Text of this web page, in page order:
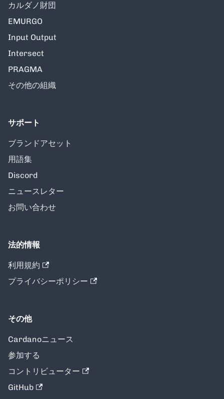
カルダノ財団
EMURGO
Input Output
Intersect
PRAGMA
その他の組織
サポート
ブランドアセット
用語集
Discord
ニュースレター
お問い合わせ
法的情報
利用規約
プライバシーポリシー
その他
Cardanoニュース
参加する
コントリビューター
GitHub